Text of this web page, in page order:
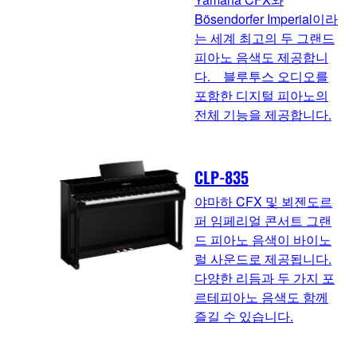
Bösendorfer Imperial이라
는 세계 최고의 두 그랜드
피아노 음색도 제공합니
다. 블루투스 오디오를
포함한 디지털 피아노의
전체 기능을 제공합니다.
CLP-835
야마하 CFX 및 뵈젠도르
퍼 임페리얼 콘서트 그랜
드 피아노 음색이 바이노
럴 사운드로 제공됩니다.
다양한 리듬과 두 가지 포
르테피아노 음색도 함께
즐길 수 있습니다.